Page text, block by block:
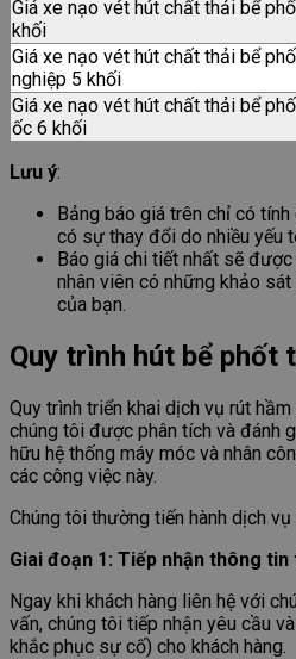
Giá xe nạo vét hút chất thải bể
khối
Giá xe nạo vét hút chất thải bể
nghiệp 5 khối
Giá xe nạo vét hút chất thải bể
ốc 6 khối
Lưu ý:
Bảng báo giá trên chỉ có
có sự thay đổi do nhiều yếu
Báo giá chi tiết nhất sẽ
nhân viên có những khảo
của bạn.
Quy trình hút bể phốt
Quy trình triển khai dịch vụ rút
chúng tôi được phân tích và đánh
hữu hệ thống máy móc và nhân
các công việc này.
Chúng tôi thường tiến hành dịch
Giai đoạn 1: Tiếp nhận thông
Ngay khi khách hàng liên hệ với
vấn, chúng tôi tiếp nhận yêu cầu
khắc phục sự cố) cho khách hàng.